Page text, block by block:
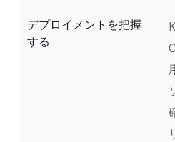
デプロイメントを把握
する